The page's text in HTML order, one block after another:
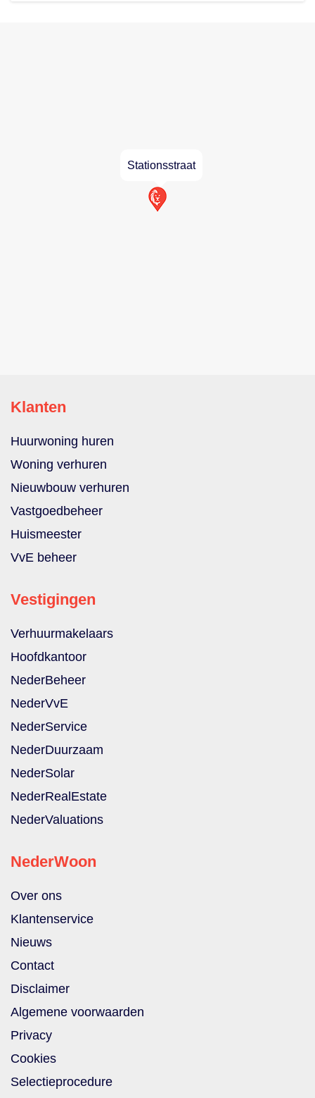
Stationsstraat
Klanten
Huurwoning huren
Woning verhuren
Nieuwbouw verhuren
Vastgoedbeheer
Huismeester
VvE beheer
Vestigingen
Verhuurmakelaars
Hoofdkantoor
NederBeheer
NederVvE
NederService
NederDuurzaam
NederSolar
NederRealEstate
NederValuations
NederWoon
Over ons
Klantenservice
Nieuws
Contact
Disclaimer
Algemene voorwaarden
Privacy
Cookies
Selectieprocedure